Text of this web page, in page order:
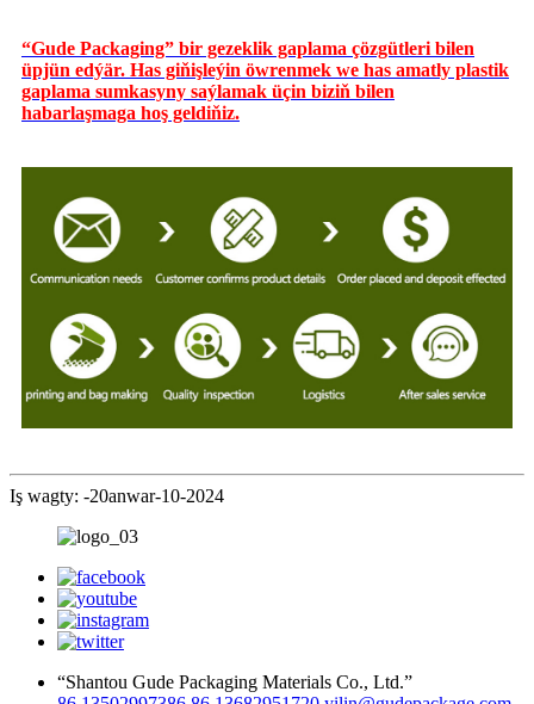
“Gude Packaging” bir gezeklik gaplama çözgütleri bilen
üpjün edýär. Has giňişleýin öwrenmek we has amatly plastik
gaplama sumkasyny saýlamak üçin biziň bilen
habarlaşmaga hoş geldiňiz.
Iş wagty: -20anwar-10-2024
“Shantou Gude Packaging Materials Co., Ltd.”